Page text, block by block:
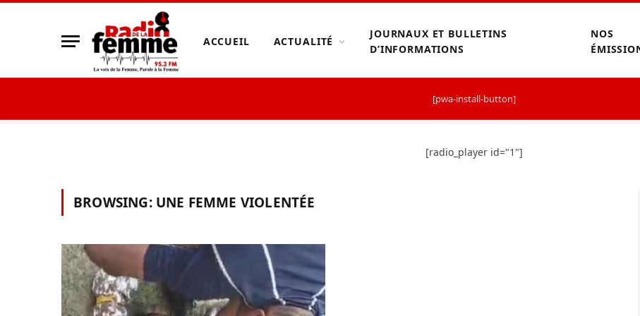
ACCUEIL ACTUALITÉ
JOURNAUX ET BULLETINS
D’INFORMATIONS
NOS
[pwa-install-button]
[radio_player id="1"]
BROWSING: UNE FEMME VIOLENTÉE